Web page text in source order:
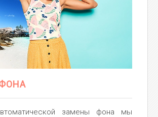
замены фона мы